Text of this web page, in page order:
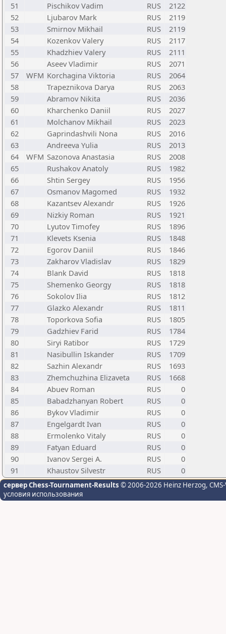
51
Pischikov Vadim RUS
2122
52
Ljubarov Mark RUS
2119
53
Smirnov Mikhail RUS
2119
54
Kozenkov Valery RUS
2117
55
Khadzhiev Valery RUS
2111
56
Aseev Vladimir RUS
2071
57
WFM Korchagina Viktoria RUS
2064
58
Trapeznikova Darya RUS
2063
59
Abramov Nikita RUS
2036
60
Kharchenko Daniil RUS
2027
61
Molchanov Mikhail RUS
2023
62
Gaprindashvili Nona RUS
2016
63
Andreeva Yulia RUS
2013
64
WFM Sazonova Anastasia RUS
2008
65
Rushakov Anatoly RUS
1982
66
Shtin Sergey RUS
1956
67
Osmanov Magomed RUS
1932
68
Kazantsev Alexandr RUS
1926
69
Nizkiy Roman RUS
1921
70
Lyutov Timofey RUS
1896
71
Klevets Ksenia RUS
1848
72
Egorov Daniil RUS
1846
73
Zakharov Vladislav RUS
1829
74
Blank David RUS
1818
75
Shemenko Georgy RUS
1818
76
Sokolov Ilia RUS
1812
77
Glazko Alexandr RUS
1811
78
Toporkova Sofia RUS
1805
79
Gadzhiev Farid RUS
1784
80
Siryi Ratibor RUS
1729
81
Nasibullin Iskander RUS
1709
82
Sazhin Alexandr RUS
1693
83
Zhemchuzhina Elizaveta RUS
1668
84
Abuev Roman RUS
0
85
Babadzhanyan Robert RUS
0
86
Bykov Vladimir RUS
0
87
Engelgardt Ivan RUS
0
88
Ermolenko Vitaly RUS
0
89
Fatyan Eduard RUS
0
90
Ivanov Sergei A. RUS
0
91
Khaustov Silvestr RUS 0
сервер Chess-Tournament-Results © 2006-2026 Heinz Herzog,
условия использования